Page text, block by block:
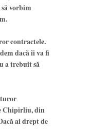
vorbim
contractele.
dacă îi va fi
a trebuit să
Chipirliu, din
ai drept de